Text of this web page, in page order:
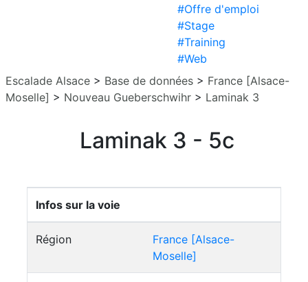
#Offre d'emploi
#Stage
#Training
#Web
Escalade Alsace > Base de données > France [Alsace-
Moselle] > Nouveau Gueberschwihr > Laminak 3
Laminak 3 - 5c
Infos sur la voie
Région
France [Alsace-
Moselle]